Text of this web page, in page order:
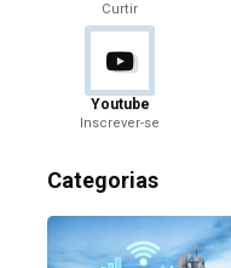
Curtir
Youtube
Inscrever-se
Categorias